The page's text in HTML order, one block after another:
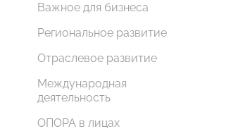
Важное для бизнеса
Региональное развитие
Отраслевое развитие
Международная
деятельность
ОПОРА в лицах